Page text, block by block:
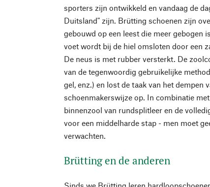
sporters zijn ontwikkeld en vandaag de
Duitsland" zijn. Brütting schoenen zijn
gebouwd op een leest die meer gebogen
voet wordt bij de hiel omsloten door een
De neus is met rubber versterkt. De
van de tegenwoordig gebruikelijke
gel, enz.) en lost de taak van het dempen
schoenmakerswijze op. In combinatie
binnenzool van rundsplitleer en de
voor een middelharde stap - men moet
verwachten.
Brütting en de anderen